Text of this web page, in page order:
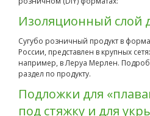
Изоляционный слой
Сугубо розничный продукт в
России, представлен в крупных
например, в Леруа Мерлен.
раздел по продукту.
Подложки для
под стяжку и для